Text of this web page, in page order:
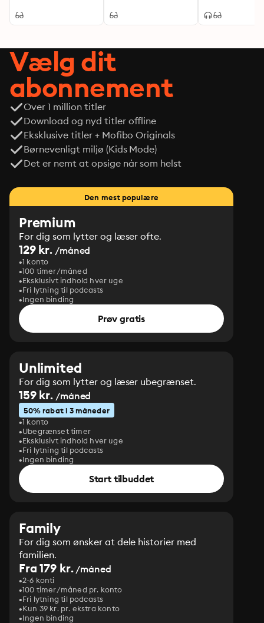
Vælg dit
abonnement
Over 1 million titler
Download og nyd titler offline
Eksklusive titler + Mofibo Originals
Børnevenligt miljø (Kids Mode)
Det er nemt at opsige når som helst
Den mest populære
Premium
For dig som lytter og læser ofte.
129 kr. /måned
1 konto
100 timer/måned
Eksklusivt indhold hver uge
Fri lytning til podcasts
Ingen binding
Prøv gratis
Unlimited
For dig som lytter og læser ubegrænset.
159 kr. /måned
50% rabat i 3 måneder
1 konto
Ubegrænset timer
Eksklusivt indhold hver uge
Fri lytning til podcasts
Ingen binding
Start tilbuddet
Family
For dig som ønsker at dele historier med
familien.
Fra 179 kr./måned
2-6 konti
100 timer/måned pr. konto
Fri lytning til podcasts
Kun 39 kr. pr. ekstra konto
Ingen binding